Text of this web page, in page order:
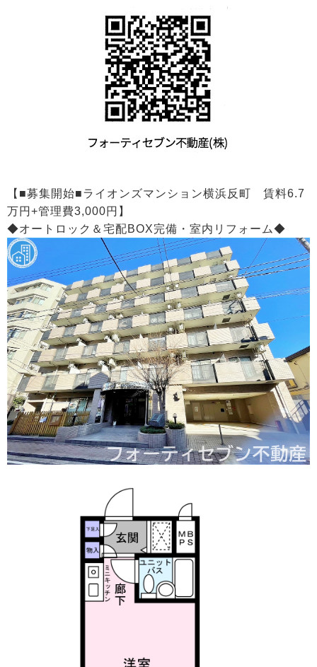
【■募集開始■ライオンズマンション横浜反町 賃料6.7
万円+管理費3,000円】
◆オートロック＆宅配BOX完備・室内リフォーム◆